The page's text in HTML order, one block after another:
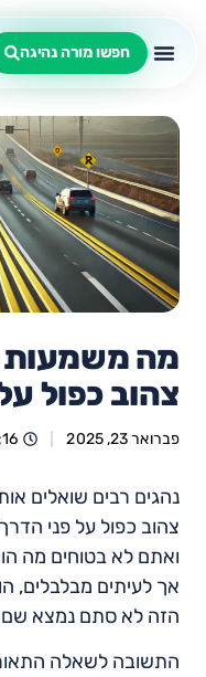
חפשו מורה נהיגה
מה משמעות
צהוב כפול
פברואר 23, 2025 pm
נהגים רבים שואלים
צהוב כפול על פני
ואתם לא בטוחים מה
אך לעיתים מבלבלים,
הזה לא סתם נמצא שם
התשובה לשאלה